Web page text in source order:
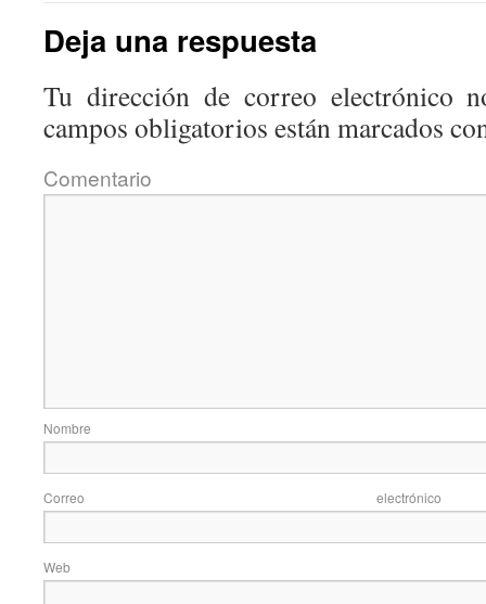
Deja una respuesta
Tu dirección de correo electrónico
campos obligatorios están marcados
Correo
Web